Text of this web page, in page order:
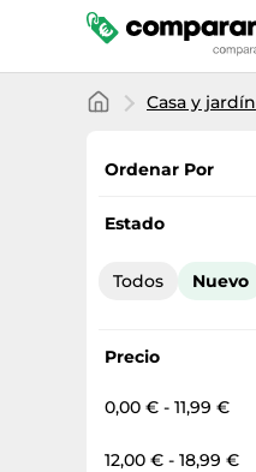
Casa y jardín
Ordenar Por
Favoritos
Precio total
Estado
Todos Nuevo
Precio
0,00 € - 11,99 €
12,00 € - 18,99 €